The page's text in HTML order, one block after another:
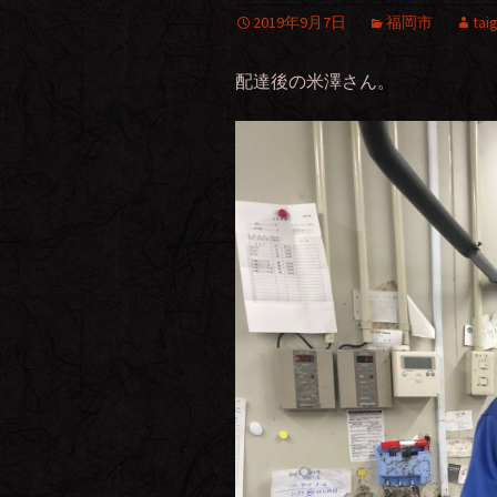
2019年9月7日 福岡市
配達後の米澤さん。